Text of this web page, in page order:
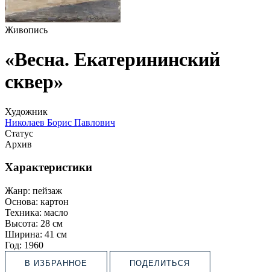
Живопись
«Весна. Екатерининский
сквер»
Художник
Николаев Борис Павлович
Статус
Архив
Характеристики
Жанр: пейзаж
Основа: картон
Техника: масло
Высота: 28 см
Ширина: 41 см
Год: 1960
В ИЗБРАННОЕ ПОДЕЛИТЬСЯ